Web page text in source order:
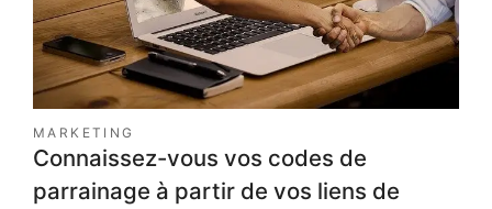
MARKETING
Connaissez-vous vos codes de
parrainage à partir de vos liens de